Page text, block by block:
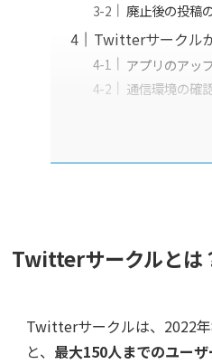
廃止後の投稿
Twitterサークル
アプリのアッ
通信環境の確
Twitterサークルとは
Twitterサークルは、2022
と、 最大150人までのユー